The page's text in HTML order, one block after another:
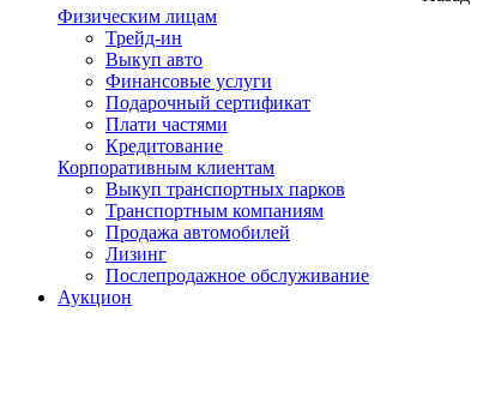
Физическим лицам
Трейд-ин
Выкуп авто
Финансовые услуги
Подарочный сертификат
Плати частями
Кредитование
Корпоративным клиентам
Выкуп транспортных парков
Транспортным компаниям
Продажа автомобилей
Лизинг
Послепродажное обслуживание
Аукцион